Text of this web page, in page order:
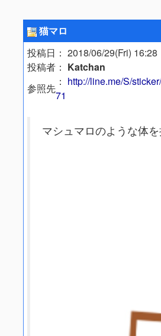
猫マロ
投稿日 ： 2018/06/29(Fri) 16:28
投稿者： Katchan
参照先
： http://line.me/S/
71
マシュマロのような体